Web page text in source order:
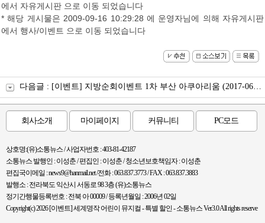
에서 자유게시판 으로 이동 되었습니다
* 해당 게시물은 2009-09-16 10:29:28 에 운영자님에 의해 자유게시판
에서 행사/이벤트 으로 이동 되었습니다
다음글 : [이벤트] 지방순회이벤트 1차 부산 아쿠아리움 (2017-06-21 17:07:59)
회사소개 마이페이지 커뮤니티 PC모드
상호명:(유)소통뉴스 / 사업자번호 : 403-81-42187
소통뉴스 발행인 : 이성춘 / 편집인 : 이성춘 / 청소년보호책임자 : 이성춘
편집국이메일 : news9@hanmail.net /전화 : 063.837.3773 / FAX : 063.837.3883
발행소 : 전라북도 익산시 서동로 98 3층 (유)소통뉴스
정기간행물등록번호 : 전북 아 00009 / 등록년월일 : 2006년 02일
Copyright(c) 2026 [이벤트] 세계명작 어린이 뮤지컬 - 특별 할인 - 소통뉴스 Ver3.0 All rights reserve